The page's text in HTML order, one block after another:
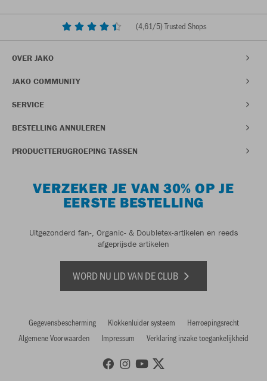
(4,61/5) Trusted Shops
OVER JAKO
JAKO COMMUNITY
SERVICE
BESTELLING ANNULEREN
PRODUCTTERUGROEPING TASSEN
VERZEKER JE VAN 30% OP JE
EERSTE BESTELLING
Uitgezonderd fan-, Organic- & Doubletex-artikelen en reeds
afgeprijsde artikelen
WORD NU LID VAN DE CLUB
Gegevensbescherming Klokkenluider systeem
Herroepingsrecht
Algemene Voorwaarden
Impressum Verklaring inzake toegankelijkheid